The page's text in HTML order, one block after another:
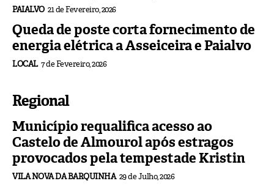
PAIALVO 21 de Fevereiro, 2026
Queda de poste corta fornecimento de
energia elétrica a Asseiceira e Paialvo
LOCAL 7 de Fevereiro, 2026
Regional
Município requalifica acesso ao
Castelo de Almourol após estragos
provocados pela tempestade Kristin
VILA NOVA DA BARQUINHA 29 de Julho, 2026